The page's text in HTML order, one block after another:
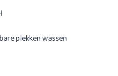
plekken wassen